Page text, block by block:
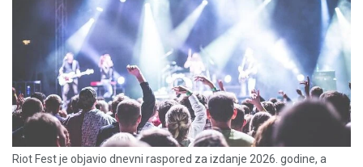
Riot Fest je objavio dnevni raspored za izdanje 2026. godine, a